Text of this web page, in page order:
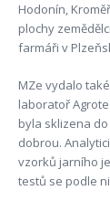
Hodonín,
plochy
farmáři v
MZe vydalo
laboratoř
byla sklizena
dobrou.
vzorků jarního
testů se podle